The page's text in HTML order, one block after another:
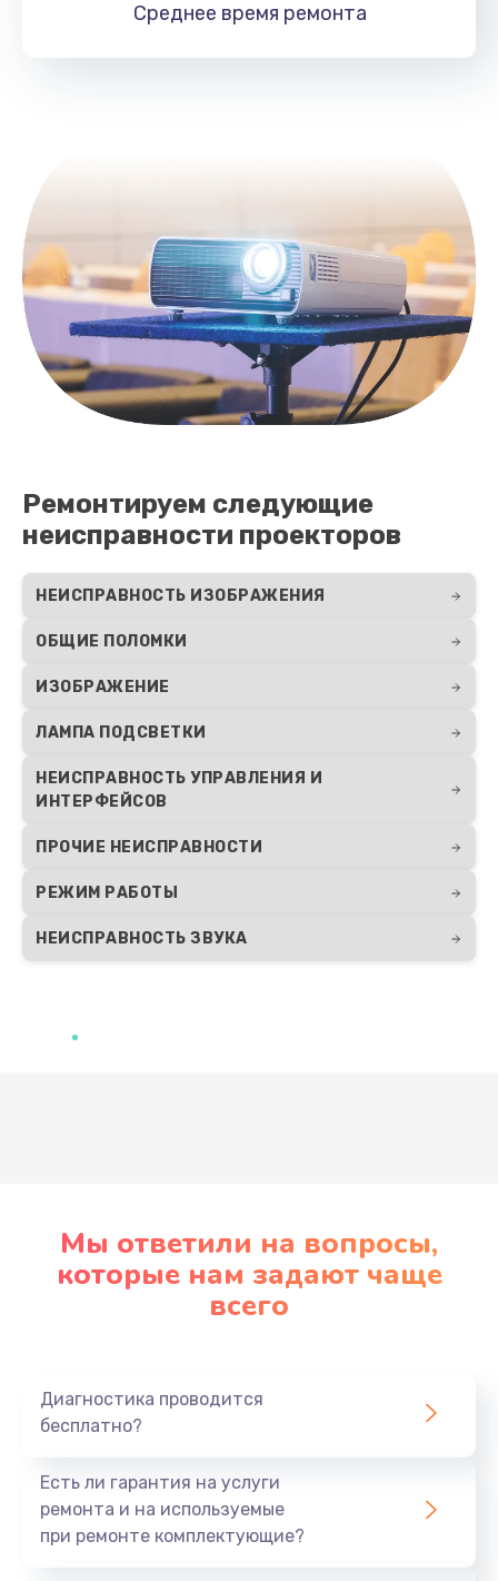
Среднее время ремонта
Ремонтируем следующие
неисправности проекторов
НЕИСПРАВНОСТЬ ИЗОБРАЖЕНИЯ
ОБЩИЕ ПОЛОМКИ
ИЗОБРАЖЕНИЕ
ЛАМПА ПОДСВЕТКИ
НЕИСПРАВНОСТЬ УПРАВЛЕНИЯ И
ИНТЕРФЕЙСОВ
ПРОЧИЕ НЕИСПРАВНОСТИ
РЕЖИМ РАБОТЫ
НЕИСПРАВНОСТЬ ЗВУКА
Мы ответили на вопросы,
которые нам задают чаще
всего
Диагностика проводится
бесплатно?
Есть ли гарантия на услуги
ремонта и на используемые
при ремонте комплектующие?